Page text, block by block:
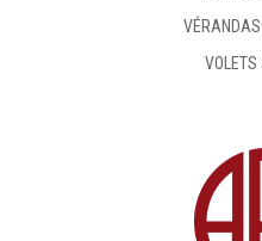
VOLETS